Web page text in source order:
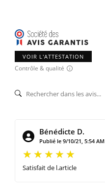
VOIR L'ATTESTATION
Contrôle & qualité
Bénédicte D.
Publié le 9/10/21, 5:54 AM
Satisfait de l.article